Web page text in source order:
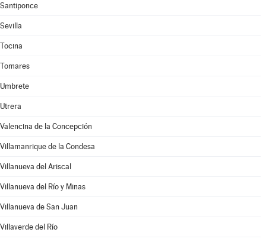
Santiponce
Sevilla
Tocina
Tomares
Umbrete
Utrera
Valencina de la Concepción
Villamanrique de la Condesa
Villanueva del Ariscal
Villanueva del Río y Minas
Villanueva de San Juan
Villaverde del Río